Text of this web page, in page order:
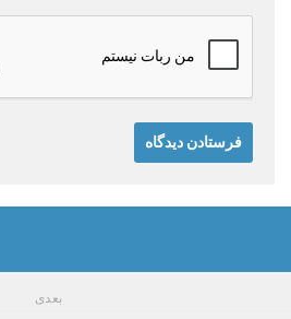
بعدی